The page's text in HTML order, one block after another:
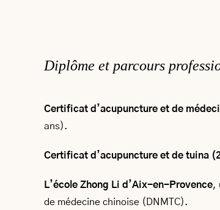
Diplôme et parcours
Certificat d’acupuncture et de
ans).
Certificat d’acupuncture et de tuina
L’école Zhong Li d’Aix-en-Provence,
de médecine chinoise (DNMTC).